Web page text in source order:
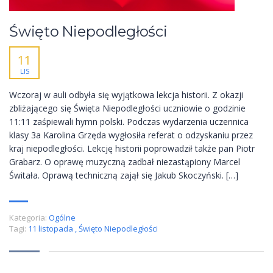
Święto Niepodległości
11
LIS
Wczoraj w auli odbyła się wyjątkowa lekcja historii. Z okazji
zbliżającego się Święta Niepodległości uczniowie o godzinie
11:11 zaśpiewali hymn polski. Podczas wydarzenia uczennica
klasy 3a Karolina Grzęda wygłosiła referat o odzyskaniu przez
kraj niepodległości. Lekcję historii poprowadził także pan Piotr
Grabarz. O oprawę muzyczną zadbał niezastąpiony Marcel
Świtała. Oprawą techniczną zajął się Jakub Skoczyński. […]
Kategoria: Ogólne
Tagi: 11 listopada ,Święto Niepodległości